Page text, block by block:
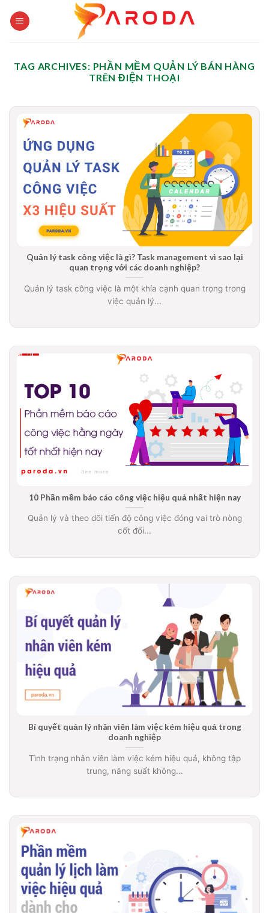
TAG ARCHIVES: PHẦN MỀM QUẢN LÝ BÁN HÀNG
TRÊN ĐIỆN THOẠI
Quản lý task công việc là gì? Task management vì sao lại
quan trọng với các doanh nghiệp?
Quản lý task công việc là một khía cạnh quan trọng trong
việc quản lý...
10 Phần mềm báo cáo công việc hiệu quả nhất hiện nay
Quản lý và theo dõi tiến độ công việc đóng vai trò nòng
cốt đối...
Bí quyết quản lý nhân viên làm việc kém hiệu quả trong
doanh nghiệp
Tình trạng nhân viên làm việc kém hiệu quả, không tập
trung, năng suất không...